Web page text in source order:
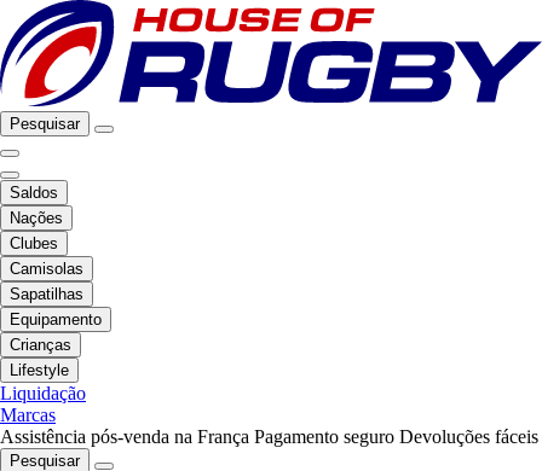
Pesquisar
Saldos
Nações
Clubes
Camisolas
Sapatilhas
Equipamento
Crianças
Lifestyle
Liquidação
Marcas
Assistência pós-venda na França Pagamento seguro Devoluções fáceis
Pesquisar